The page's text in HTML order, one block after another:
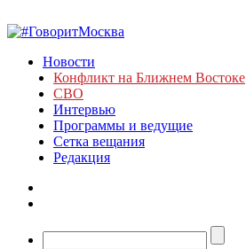
Новости
Конфликт на Ближнем Востоке
СВО
Интервью
Программы и ведущие
Сетка вещания
Редакция